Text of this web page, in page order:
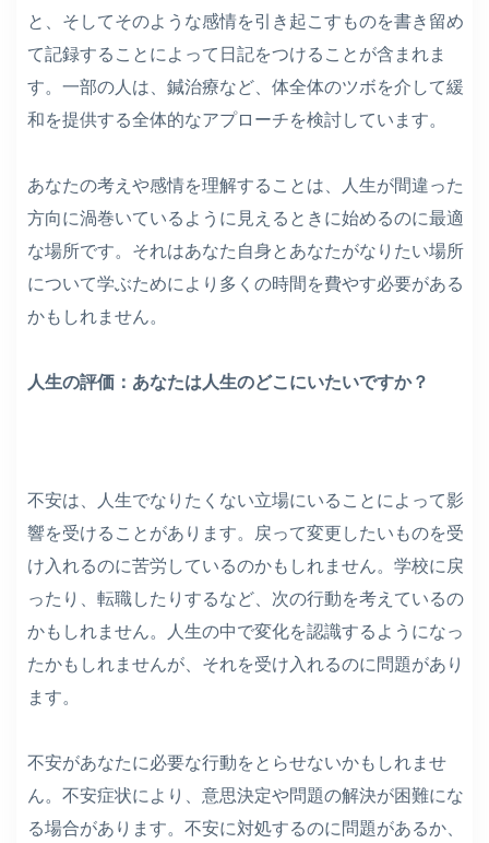
と、そしてそのような感情を引き起こすものを書き留め
て記録することによって日記をつけることが含まれま
す。一部の人は、鍼治療など、体全体のツボを介して緩
和を提供する全体的なアプローチを検討しています。
あなたの考えや感情を理解することは、人生が間違った
方向に渦巻いているように見えるときに始めるのに最適
な場所です。それはあなた自身とあなたがなりたい場所
について学ぶためにより多くの時間を費やす必要がある
かもしれません。
人生の評価：あなたは人生のどこにいたいですか？
不安は、人生でなりたくない立場にいることによって影
響を受けることがあります。戻って変更したいものを受
け入れるのに苦労しているのかもしれません。学校に戻
ったり、転職したりするなど、次の行動を考えているの
かもしれません。人生の中で変化を認識するようになっ
たかもしれませんが、それを受け入れるのに問題があり
ます。
不安があなたに必要な行動をとらせないかもしれませ
ん。不安症状により、意思決定や問題の解決が困難にな
る場合があります。不安に対処するのに問題があるか、